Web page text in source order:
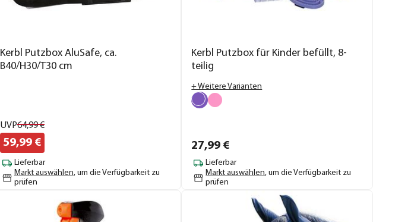
Kerbl Putzbox AluSafe, ca.
B40/H30/T30 cm
UVP64,99€
59,99€
Lieferbar
Markt auswählen, um die Verfügbarkeit zu
prüfen
Kerbl Putzbox für Kinder befüllt, 8-
teilig
+ Weitere Varianten
27,99 €
Lieferbar
Markt auswählen, um die Verfügbarkeit zu
prüfen